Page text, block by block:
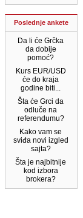
Poslednje ankete
Da li će Grčka
da dobije
pomoć?
Kurs EUR/USD
će do kraja
godine biti...
Šta će Grci da
odluče na
referendumu?
Kako vam se
sviđa novi izgled
sajta?
Šta je najbitnije
kod izbora
brokera?